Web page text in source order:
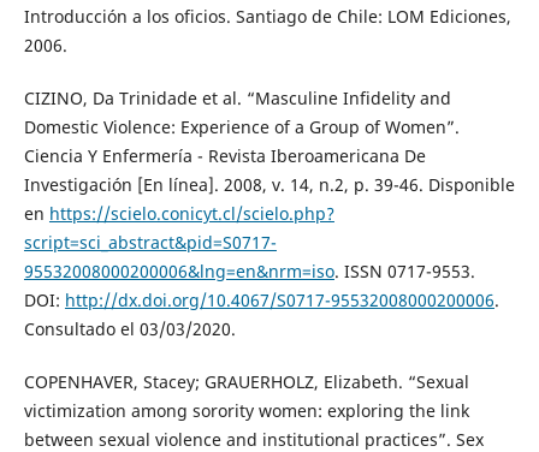
Introducción a los oficios. Santiago de Chile: LOM Ediciones,
2006.
CIZINO, Da Trinidade et al. “Masculine Infidelity and
Domestic Violence: Experience of a Group of Women”.
Ciencia Y Enfermería - Revista Iberoamericana De
Investigación [En línea]. 2008, v. 14, n.2, p. 39-46. Disponible
en https://scielo.conicyt.cl/scielo.php?
script=sci_abstract&pid=S0717-
95532008000200006&lng=en&nrm=iso. ISSN 0717-9553.
DOI: http://dx.doi.org/10.4067/S0717-95532008000200006.
Consultado el 03/03/2020.
COPENHAVER, Stacey; GRAUERHOLZ, Elizabeth. “Sexual
victimization among sorority women: exploring the link
between sexual violence and institutional practices”. Sex